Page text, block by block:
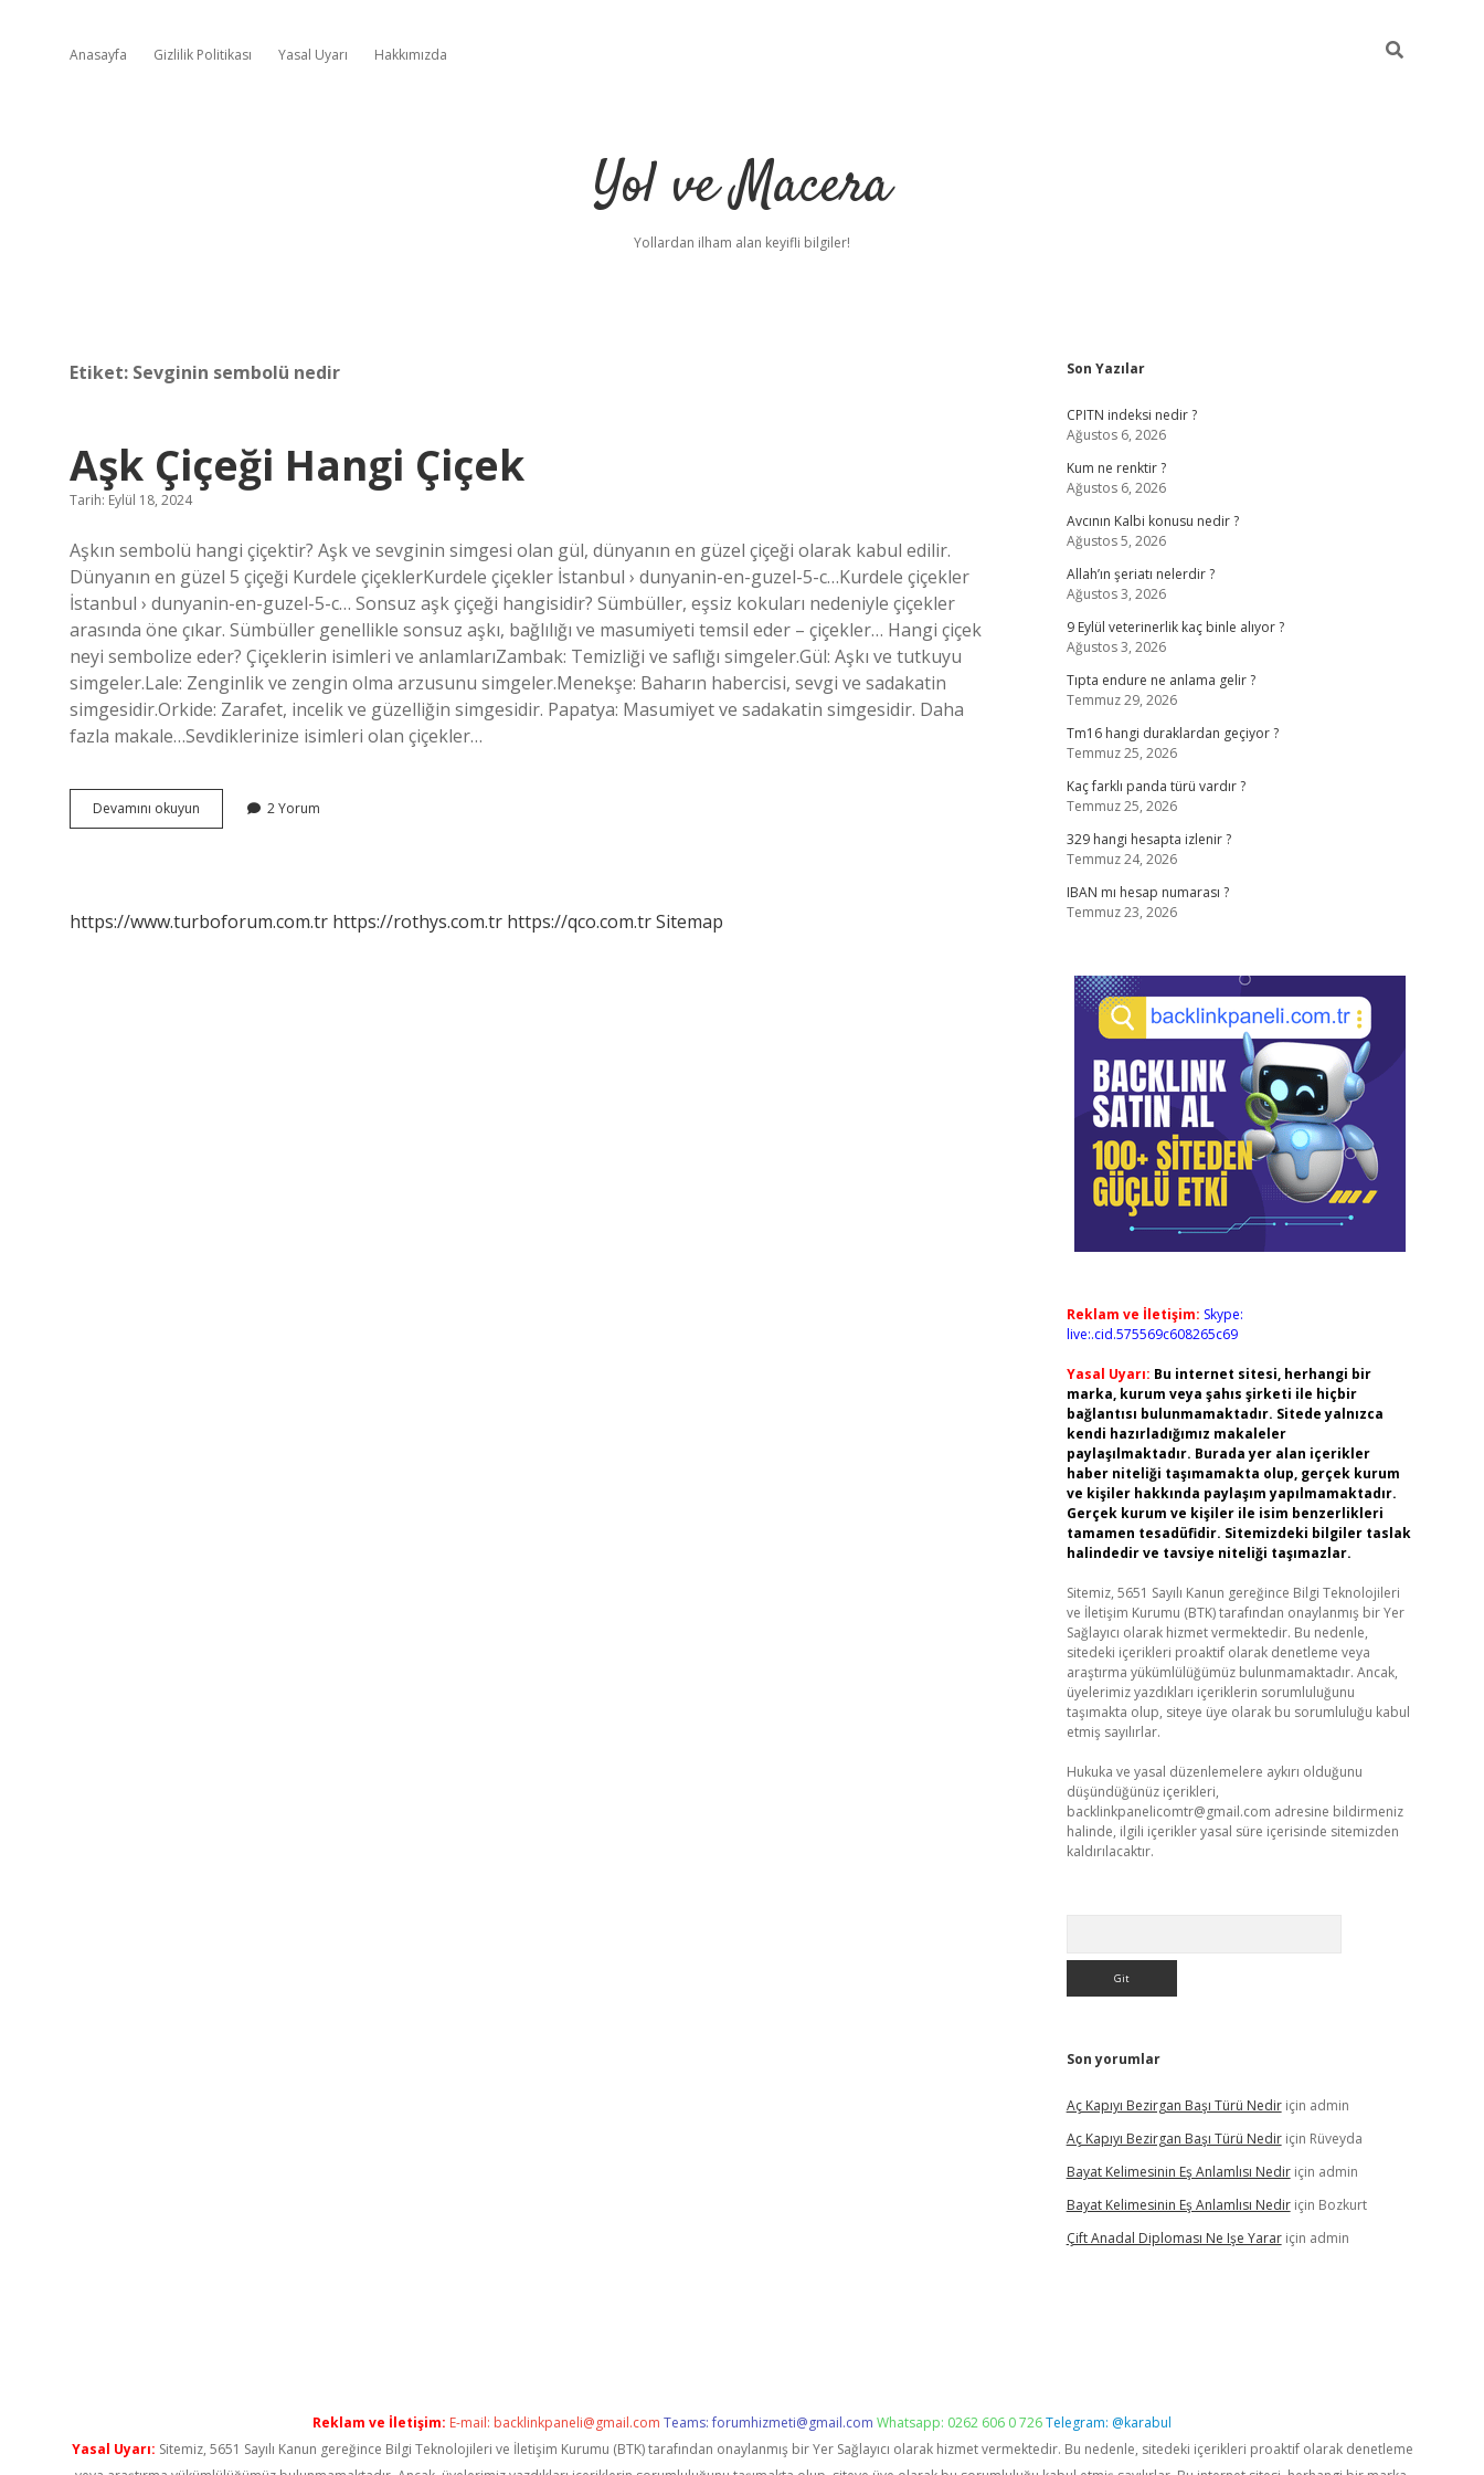
Anasayfa Gizlilik Politikası Yasal Uyarı Hakkımızda
Yol ve Macera
Yollardan ilham alan keyifli bilgiler!
Etiket: Sevginin sembolü nedir
Aşk Çiçeği Hangi Çiçek
Tarih: Eylül 18, 2024
Aşkın sembolü hangi çiçektir? Aşk ve sevginin simgesi olan gül, dünyanın en güzel çiçeği olarak kabul edilir.
Dünyanın en güzel 5 çiçeği Kurdele çiçeklerKurdele çiçekler İstanbul › dunyanin-en-guzel-5-c…Kurdele çiçekler
İstanbul › dunyanin-en-guzel-5-c… Sonsuz aşk çiçeği hangisidir? Sümbüller, eşsiz kokuları nedeniyle çiçekler
arasında öne çıkar. Sümbüller genellikle sonsuz aşkı, bağlılığı ve masumiyeti temsil eder – çiçekler… Hangi çiçek
neyi sembolize eder? Çiçeklerin isimleri ve anlamlarıZambak: Temizliği ve saflığı simgeler.Gül: Aşkı ve tutkuyu
simgeler.Lale: Zenginlik ve zengin olma arzusunu simgeler.Menekşe: Baharın habercisi, sevgi ve sadakatin
simgesidir.Orkide: Zarafet, incelik ve güzelliğin simgesidir. Papatya: Masumiyet ve sadakatin simgesidir. Daha
fazla makale…Sevdiklerinize isimleri olan çiçekler…
Devamını okuyun
Çiçeği
2 Yorum
https://www.turboforum.com.tr https://rothys.com.tr https://qco.com.trSitemap
Sidebar
Son Yazılar
CPITN indeksi nedir ?
Ağustos 6, 2026
Kum ne renktir ?
Ağustos 6, 2026
Avcının Kalbi konusu nedir ?
Ağustos 5, 2026
Allah’ın şeriatı nelerdir ?
Ağustos 3, 2026
9 Eylül veterinerlik kaç binle alıyor ?
Ağustos 3, 2026
Tıpta endure ne anlama gelir ?
Temmuz 29, 2026
Tm16 hangi duraklardan geçiyor ?
Temmuz 25, 2026
Kaç farklı panda türü vardır ?
Temmuz 25, 2026
329 hangi hesapta izlenir ?
Temmuz 24, 2026
IBAN mı hesap numarası ?
Temmuz 23, 2026
Reklam ve İletişim: Skype:
live:.cid.575569c608265c69
Yasal Uyarı: Bu internet sitesi, herhangi bir
marka, kurum veya şahıs şirketi ile hiçbir
bağlantısı bulunmamaktadır. Sitede yalnızca
kendi hazırladığımız makaleler
paylaşılmaktadır. Burada yer alan içerikler
haber niteliği taşımamakta olup, gerçek kurum
ve kişiler hakkında paylaşım yapılmamaktadır.
Gerçek kurum ve kişiler ile isim benzerlikleri
tamamen tesadüfidir. Sitemizdeki bilgiler taslak
halindedir ve tavsiye niteliği taşımazlar.
Sitemiz, 5651 Sayılı Kanun gereğince Bilgi Teknolojileri
ve İletişim Kurumu (BTK) tarafından onaylanmış bir Yer
Sağlayıcı olarak hizmet vermektedir. Bu nedenle,
sitedeki içerikleri proaktif olarak denetleme veya
araştırma yükümlülüğümüz bulunmamaktadır. Ancak,
üyelerimiz yazdıkları içeriklerin sorumluluğunu
taşımakta olup, siteye üye olarak bu sorumluluğu kabul
etmiş sayılırlar.
Hukuka ve yasal düzenlemelere aykırı olduğunu
düşündüğünüz içerikleri,
backlinkpanelicomtr@gmail.com adresine bildirmeniz
halinde, ilgili içerikler yasal süre içerisinde sitemizden
kaldırılacaktır.
Son yorumlar
Aç Kapıyı Bezirgan Başı Türü Nediriçin admin
Aç Kapıyı Bezirgan Başı Türü Nediriçin Rüveyda
Bayat Kelimesinin Eş Anlamlısı Nediriçin admin
Bayat Kelimesinin Eş Anlamlısı Nediriçin Bozkurt
Çift Anadal Diploması Ne Işe Yarariçin admin
Reklam ve İletişim: E-mail: backlinkpaneli@gmail.com Teams:forumhizmeti@gmail.com Whatsapp: 0262 606 0 726Telegram: @karabul
Yasal Uyarı: Sitemiz, 5651 Sayılı Kanun gereğince Bilgi Teknolojileri ve İletişim Kurumu (BTK) tarafından onaylanmış bir Yer Sağlayıcı olarak hizmet vermektedir. Bu nedenle, sitedeki içerikleri proaktif olarak denetleme